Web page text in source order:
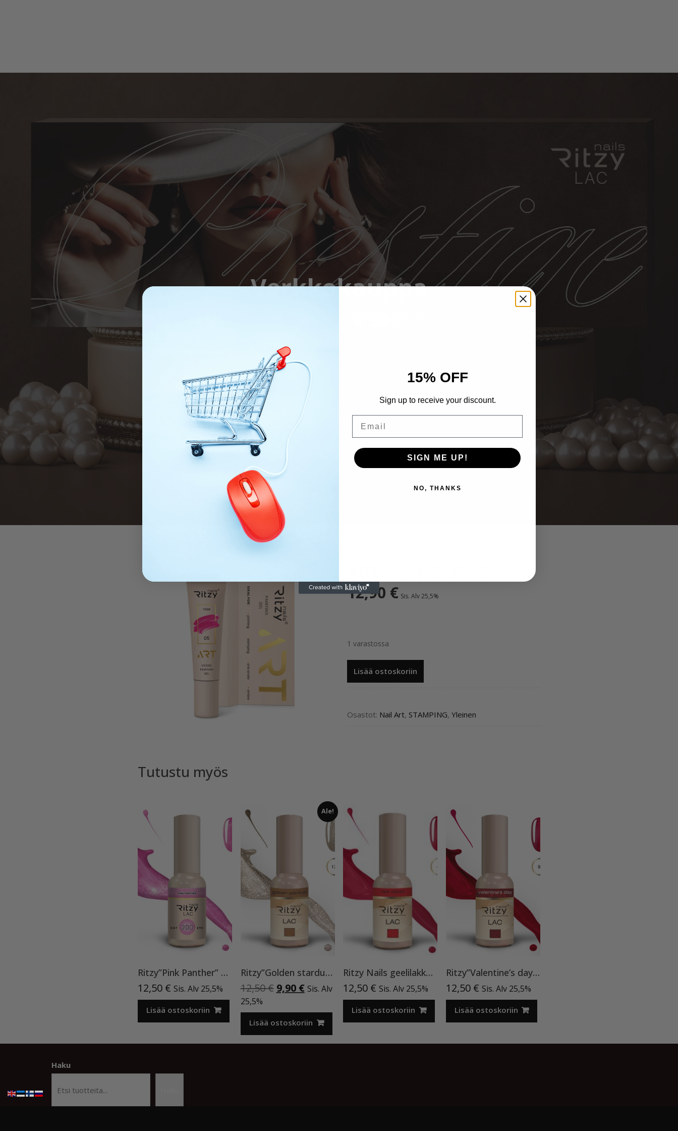
Verkkokauppa
12,90 € Sis. Alv 25,5%
1 varastossa
Gel
määrä
Lisää ostoskoriin
Osastot: Nail Art, STAMPING, Yleinen
Tutustu myös
Ritzy”Pink Panther” 200, Cat Eye
12,50 € Sis. Alv 25,5%
Lisää ostoskoriin
Ale!
Ritzy”Golden stardust”geelilakka,173 TPO vapaa
12,50€ Alkuperäinen
oli:
12,50 €.
9,90 €Nykyinen
on:
9,90 €.
Sis. Alv
25,5%
Lisää ostoskoriin
Ritzy Nails geelilakka ”Red Velvet” 45 TPO vapaa, 9 ml
12,50 € Sis. Alv 25,5%
Lisää ostoskoriin
Ritzy”Valentine’s day”90, geelilakka TPO vapaa
12,50 € Sis. Alv 25,5%
Lisää ostoskoriin
Haku
15% OFF
Sign up to receive your discount.
SIGN ME UP!
NO, THANKS